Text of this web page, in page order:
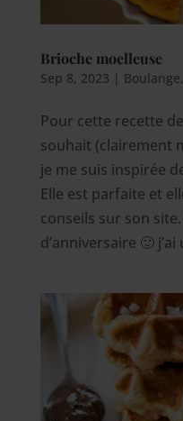
Brioche moelleuse
Sep 8, 2023 | Boulange,
Pour cette recette
souhait (clairement
je me suis inspirée
Elle est parfaite et
conseils sur son
d’anniversaire 🙂 j’ai